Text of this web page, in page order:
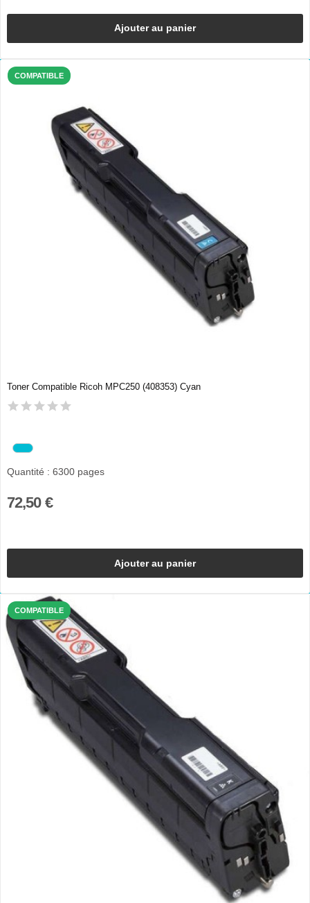
Ajouter au panier
COMPATIBLE
Toner Compatible Ricoh MPC250 (408353) Cyan
Quantité : 6300 pages
72,50 €
Ajouter au panier
COMPATIBLE